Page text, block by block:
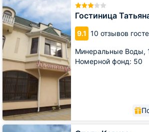
Гостиница
9.1 10 отзывов
Минеральные Воды,
Номерной фонд: 50
Татьяна
Отель